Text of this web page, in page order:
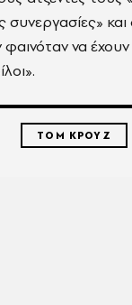
συνεργασίες»
φαινόταν να
ΤΟΜ ΚΡΟΥΖ